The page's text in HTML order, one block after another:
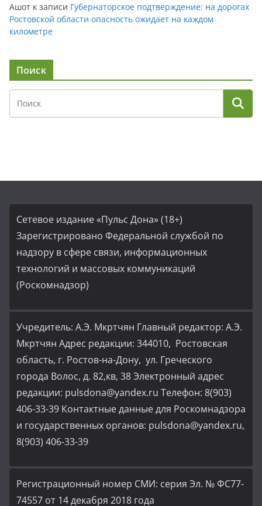
Ашот к записи Губернаторское подтверждение: на дорогах
Ростовской области опасность ожидает на каждом
километре
Поиск
Сетевое издание «Пульс Дона» (18+)
Зарегистрировано Федеральной службой по
надзору в сфере связи, информационных
технологий и массовых коммуникаций
(Роскомнадзор)
Учредитель: А.Э. Мкртчян Главный редактор: А.Э.
Мкртчян Адрес редакции: 344010, Ростовская
область, г. Ростов-на-Дону, ул. Греческого
города Волос, д. 82,кв, 38 Электронный адрес
редакции: pulsdona@yandex.ru Телефон: 8(903)
406-33-39 Контактные данные для Роскомнадзора
и государственных органов: pulsdona@yandex.ru,
8(903) 406-33-39
Регистрационный номер СМИ: серия Эл. № ФС77-
74557 от 14 декабря 2018 года